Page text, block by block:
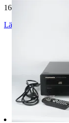
16 703 omdömen
Läs omdömen